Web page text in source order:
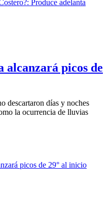
picos de
descartaron días y noches
la ocurrencia de lluvias